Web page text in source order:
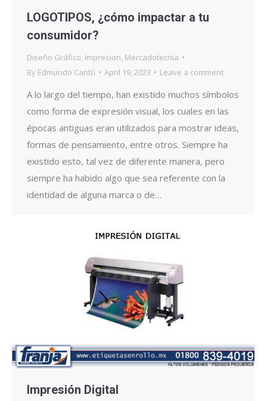
LOGOTIPOS, ¿cómo impactar a tu
consumidor?
Diseño Gráfico, Impresion, Mercadotecnia
By Edmundo Cantú April 19, 2023 Leave a comment
A lo largo del tiempo, han existido muchos símbolos
como forma de expresión visual, los cuales en las
épocas antiguas eran utilizados para mostrar ideas,
formas de pensamiento, entre otros. Siempre ha
existido esto, tal vez de diferente manera, pero
siempre ha habido algo que sea referente con la
identidad de alguna marca o de…
Impresión Digital